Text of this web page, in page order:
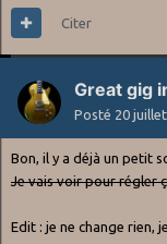
Citer
Great gig
Posté 20
Bon, il y a déjà un petit
Je vais voir pour régler
Edit : je ne change rien,